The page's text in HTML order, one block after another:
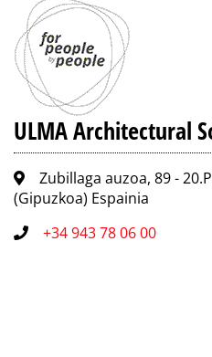
ULMA Architectural
Zubillaga auzoa, 89 -
(Gipuzkoa) Espainia
+34 943 78 06 00